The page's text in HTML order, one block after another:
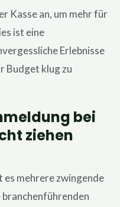
Kasse an, um mehr für
ist eine
Erlebnisse
Budget klug zu
bei
ziehen
es mehrere zwingende